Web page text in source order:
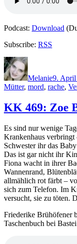
Podcast: Download
Subscribe: RSS
Autor
Melanie9. April
Mütter, mord, rache,
KK 469: Zoe
Es sind nur wenige
Krankenhaus verbringt
Schwester ihr das
Das ist gar nicht ihr
Fiona wacht in ihrer
Wannenrand,
allmählich rot färbt –
sich zum Telefon. Im
versucht, sie zu töten.
Friederike Brühöfener
Taschenbuch bei